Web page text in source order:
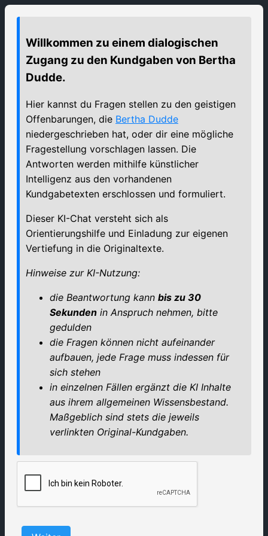
Willkommen zu einem dialogischen
Zugang zu den Kundgaben von Bertha
Dudde.
Hier kannst du Fragen stellen zu den geistigen
Offenbarungen, die Bertha Dudde
niedergeschrieben hat, oder dir eine mögliche
Fragestellung vorschlagen lassen. Die
Antworten werden mithilfe künstlicher
Intelligenz aus den vorhandenen
Kundgabetexten erschlossen und formuliert.
Dieser KI-Chat versteht sich als
Orientierungshilfe und Einladung zur eigenen
Vertiefung in die Originaltexte.
Hinweise zur KI-Nutzung:
die Beantwortung kann bis zu 30
Sekunden in Anspruch nehmen, bitte
gedulden
die Fragen können nicht aufeinander
aufbauen, jede Frage muss indessen für
sich stehen
in einzelnen Fällen ergänzt die KI Inhalte
aus ihrem allgemeinen Wissensbestand.
Maßgeblich sind stets die jeweils
verlinkten Original-Kundgaben.